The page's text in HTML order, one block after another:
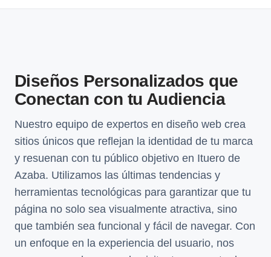
Diseños Personalizados que
Conectan con tu Audiencia
Nuestro equipo de expertos en diseño web crea
sitios únicos que reflejan la identidad de tu marca
y resuenan con tu público objetivo en Ituero de
Azaba. Utilizamos las últimas tendencias y
herramientas tecnológicas para garantizar que tu
página no solo sea visualmente atractiva, sino
que también sea funcional y fácil de navegar. Con
un enfoque en la experiencia del usuario, nos